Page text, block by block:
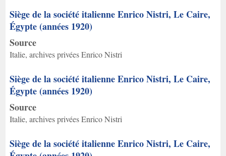
Siège de la société italienne Enrico Nistri, Le Caire,
Égypte (années 1920)
Source
Italie, archives privées Enrico Nistri
Siège de la société italienne Enrico Nistri, Le Caire,
Égypte (années 1920)
Source
Italie, archives privées Enrico Nistri
Siège de la société italienne Enrico Nistri, Le Caire,